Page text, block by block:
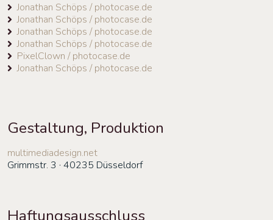
Jonathan Schöps / photocase.de
Jonathan Schöps / photocase.de
Jonathan Schöps / photocase.de
Jonathan Schöps / photocase.de
PixelClown / photocase.de
Jonathan Schöps / photocase.de
Gestaltung, Produktion
multimediadesign.net
Grimmstr. 3 · 40235 Düsseldorf
Haftungsausschluss